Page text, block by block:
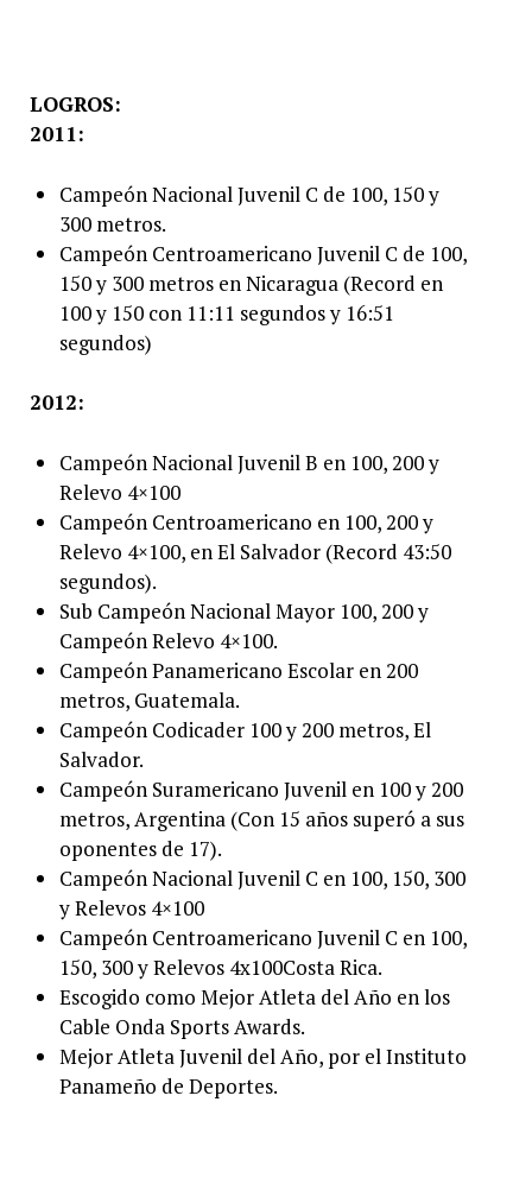
LOGROS:
2011:
Campeón Nacional Juvenil C de 100, 150 y
300 metros.
Campeón Centroamericano Juvenil C de 100,
150 y 300 metros en Nicaragua (Record en
100 y 150 con 11:11 segundos y 16:51
segundos)
2012:
Campeón Nacional Juvenil B en 100, 200 y
Relevo 4×100
Campeón Centroamericano en 100, 200 y
Relevo 4×100, en El Salvador (Record 43:50
segundos).
Sub Campeón Nacional Mayor 100, 200 y
Campeón Relevo 4×100.
Campeón Panamericano Escolar en 200
metros, Guatemala.
Campeón Codicader 100 y 200 metros, El
Salvador.
Campeón Suramericano Juvenil en 100 y 200
metros, Argentina (Con 15 años superó a sus
oponentes de 17).
Campeón Nacional Juvenil C en 100, 150, 300
y Relevos 4×100
Campeón Centroamericano Juvenil C en 100,
150, 300 y Relevos 4x100Costa Rica.
Escogido como Mejor Atleta del Año en los
Cable Onda Sports Awards.
Mejor Atleta Juvenil del Año, por el Instituto
Panameño de Deportes.